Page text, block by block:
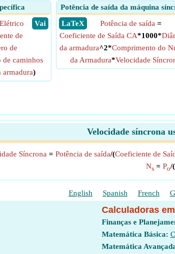
​ Vai
de
de
de caminhos
armadura)
Potência de saída da máquina
​ LaTeX
Potência de saída =
Coeficiente de Saída CA*1000*
da armadura^2*Comprimento do
da Armadura*Velocidade
Velocidade síncrona
Síncrona = Potência de saída/(Coeficiente de
Ns = Po/(
English Spanish French
Calculadoras
Finanças e
Matemática Básica:
Matemática